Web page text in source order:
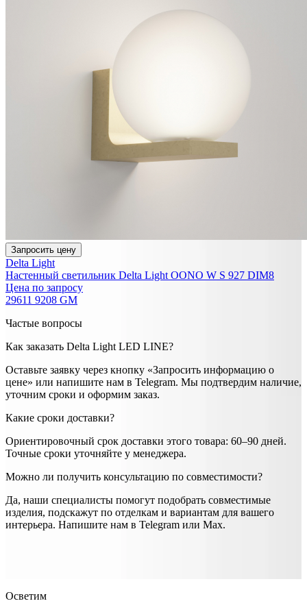
Запросить цену
Delta Light
Настенный светильник Delta Light OONO W S 927 DIM8
Цена по запросу
29611 9208 GM
Частые вопросы
Как заказать Delta Light LED LINE?
Оставьте заявку через кнопку «Запросить информацию о
цене» или напишите нам в Telegram. Мы подтвердим наличие,
уточним сроки и оформим заказ.
Какие сроки доставки?
Ориентировочный срок доставки этого товара: 60–90 дней.
Точные сроки уточняйте у менеджера.
Можно ли получить консультацию по совместимости?
Да, наши специалисты помогут подобрать совместимые
изделия, подскажут по отделкам и вариантам для вашего
интерьера. Напишите нам в Telegram или Max.
Осветим